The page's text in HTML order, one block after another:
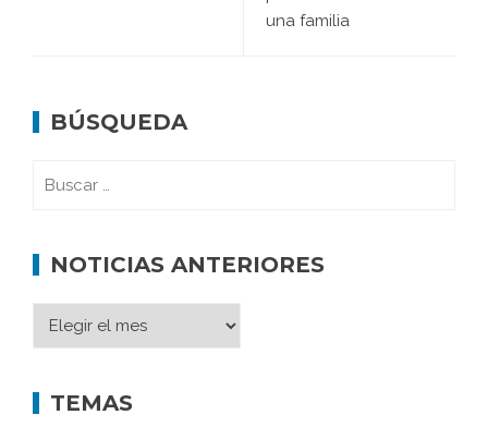
una familia
BÚSQUEDA
NOTICIAS ANTERIORES
TEMAS